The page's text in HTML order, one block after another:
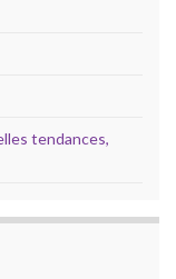
tendances,